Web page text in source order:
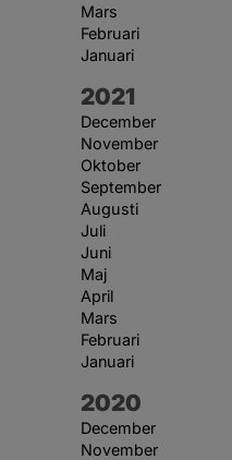
Mars
Februari
Januari
År:
2021
December
November
Oktober
September
Augusti
Juli
Juni
Maj
April
Mars
Februari
Januari
År:
2020
December
November